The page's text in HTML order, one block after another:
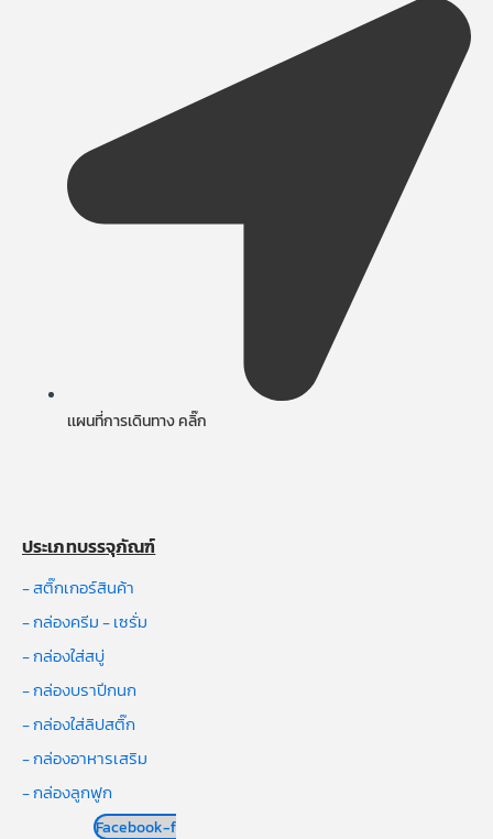
เเผนที่การเดินทาง คลิ๊ก
ประเภทบรรจุภัณฑ์
- สติ๊กเกอร์สินค้า
- กล่องครีม - เซรั่ม
- กล่องใส่สบู่
- กล่องบราปีกนก
- กล่องใส่ลิปสติ๊ก
- กล่องอาหารเสริม
- กล่องลูกฟูก
Facebook-f